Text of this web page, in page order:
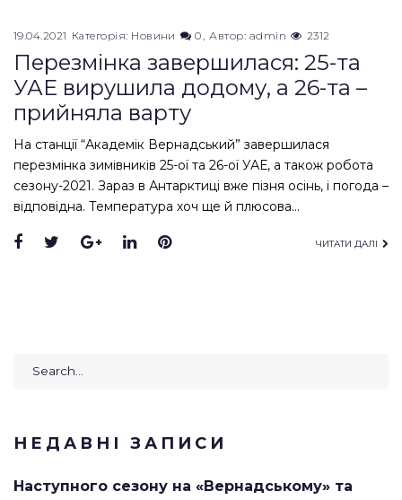
19.04.2021 Категорія: Новини 0 Автор: admin 2312
Перезмінка завершилася: 25-та
УАЕ вирушила додому, а 26-та –
прийняла варту
На станції “Академік Вернадський” завершилася
перезмінка зимівників 25-ої та 26-ої УАЕ, а також робота
сезону-2021. Зараз в Антарктиці вже пізня осінь, і погода –
відповідна. Температура хоч ще й плюсова…
Facebook
TwitterGoogle+
LinkedInPinterest ЧИТАТИ ДАЛІ
Search
НЕДАВНІ ЗАПИСИ
Наступного сезону на «Вернадському» та